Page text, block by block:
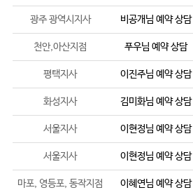
광주 광역시지사 비공개님 예약 상담
천안,아산지점 푸우님 예약 상담
평택지사 이진주님 예약 상담
화성지사 김미화님 예약 상담
서울지사 이현정님 예약 상담
서울지사 이현정님 예약 상담
마포, 영등포, 동작지점 이혜연님 예약 상담